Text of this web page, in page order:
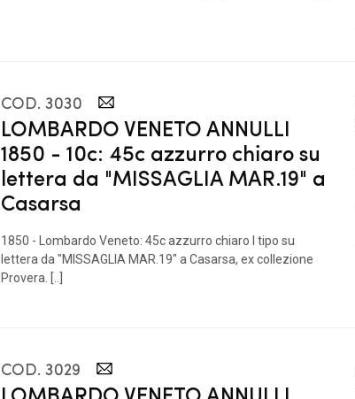
COD. 3030
LOMBARDO VENETO ANNULLI
1850 - 10c: 45c azzurro chiaro su
lettera da "MISSAGLIA MAR.19" a
Casarsa
1850 - Lombardo Veneto: 45c azzurro chiaro I tipo su
lettera da "MISSAGLIA MAR.19" a Casarsa, ex collezione
Provera. [..]
COD. 3029